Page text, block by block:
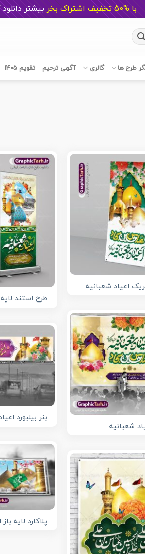
با %50 تخفیف اشتراک بخر بیشتر
طرح ها گالری آگهی ترحیم تقویم 1405
اعیاد شعبانیه
طرح استند
شعبانیه
بنر بیلبورد
پلاکارد لایه